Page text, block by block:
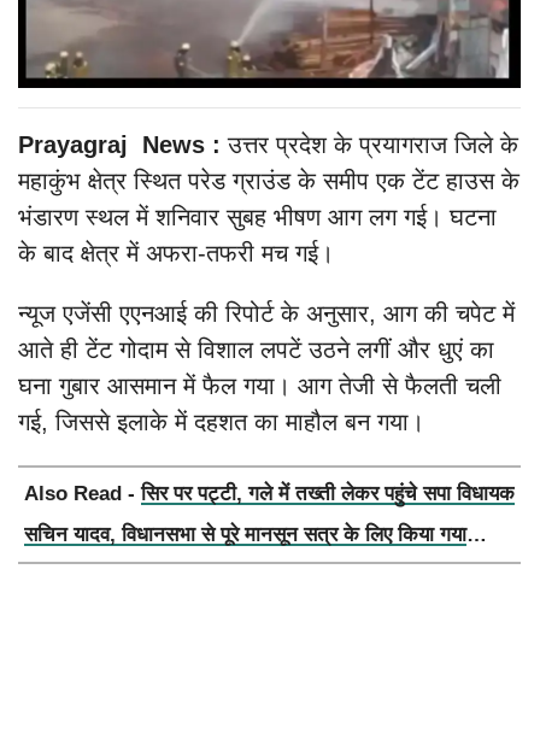
Prayagraj News :उत्तर प्रदेश के प्रयागराज जिले के
महाकुंभ क्षेत्र स्थित परेड ग्राउंड के समीप एक टेंट हाउस के
भंडारण स्थल में शनिवार सुबह भीषण आग लग गई। घटना
के बाद क्षेत्र में अफरा-तफरी मच गई।
न्यूज एजेंसी एएनआई की रिपोर्ट के अनुसार, आग की चपेट में
आते ही टेंट गोदाम से विशाल लपटें उठने लगीं और धुएं का
घना गुबार आसमान में फैल गया। आग तेजी से फैलती चली
गई, जिससे इलाके में दहशत का माहौल बन गया।
Also Read -सिर पर पट्टी, गले में तख्ती लेकर पहुंचे सपा विधायक
सचिन यादव, विधानसभा से पूरे मानसून सत्र के लिए किया गया